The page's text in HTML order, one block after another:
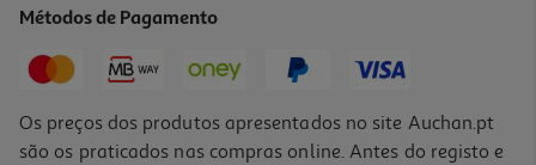
Métodos de Pagamento
Os preços dos produtos apresentados no site Auchan.pt
são os praticados nas compras online. Antes do registo e